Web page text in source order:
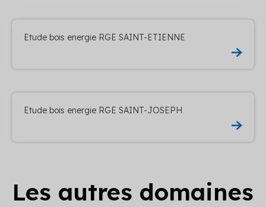
Etude bois energie RGE SAINT-ETIENNE
Etude bois energie RGE SAINT-JOSEPH
Les autres domaines